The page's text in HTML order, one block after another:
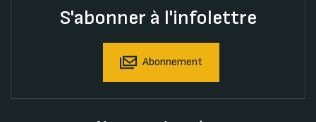
S'abonner à l'infolettre
Abonnement